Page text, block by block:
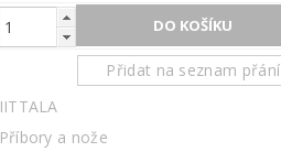
Přidat na seznam přání
IITTALA
Příbory a nože